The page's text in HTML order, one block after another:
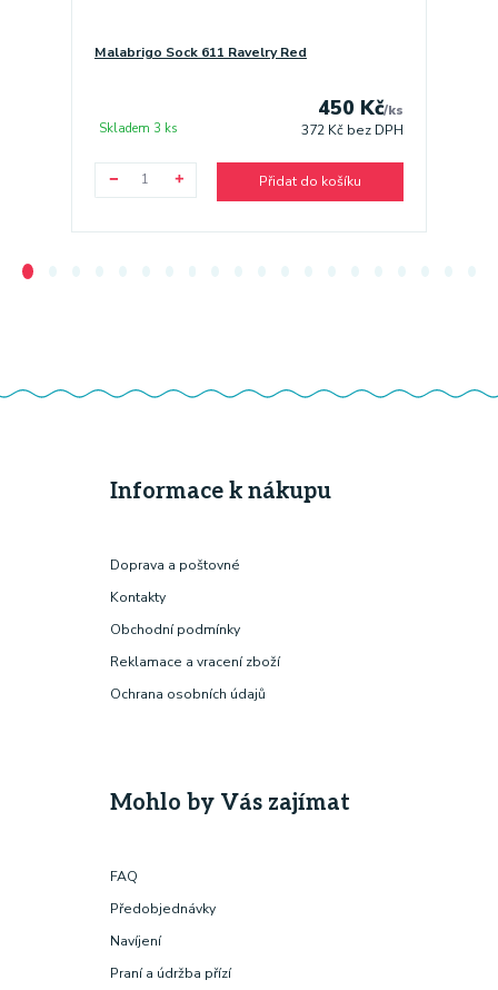
Malabrigo Sock 611 Ravelry Red
450 Kč/ks
372 Kč bez DPH
Skladem 3 ks
Přidat do košíku
Informace k nákupu
Doprava a poštovné
Kontakty
Obchodní podmínky
Reklamace a vracení zboží
Ochrana osobních údajů
Mohlo by Vás zajímat
FAQ
Předobjednávky
Navíjení
Praní a údržba přízí